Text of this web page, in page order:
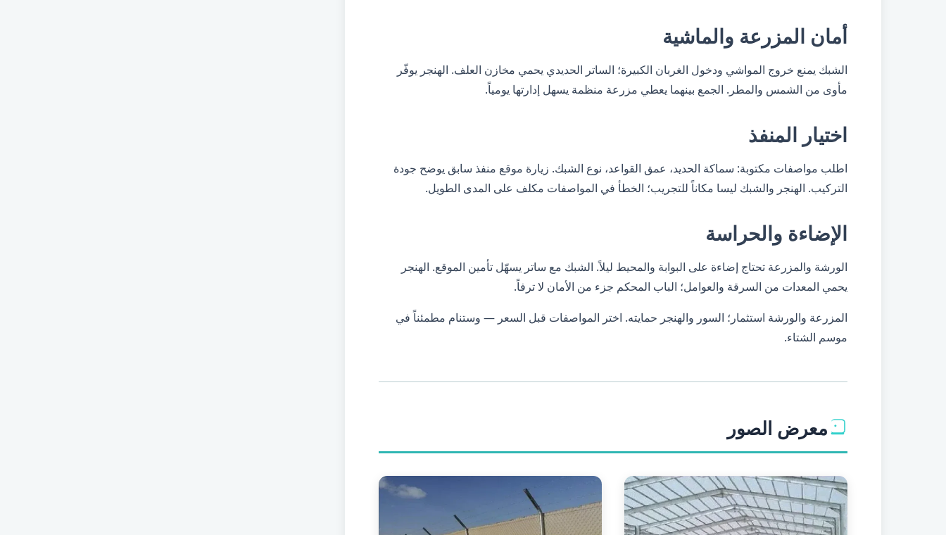
أمان المزرعة والماشية
الشبك يمنع خروج المواشي ودخول الغربان الكبيرة؛ الساتر الحديدي يحمي مخازن العلف. الهنجر يوفّر
مأوى من الشمس والمطر. الجمع بينهما يعطي مزرعة منظمة يسهل إدارتها يومياً.
اختيار المنفذ
اطلب مواصفات مكتوبة: سماكة الحديد، عمق القواعد، نوع الشبك. زيارة موقع منفذ سابق يوضح جودة
التركيب. الهنجر والشبك ليسا مكاناً للتجريب؛ الخطأ في المواصفات مكلف على المدى الطويل.
الإضاءة والحراسة
الورشة والمزرعة تحتاج إضاءة على البوابة والمحيط ليلاً. الشبك مع ساتر يسهّل تأمين الموقع. الهنجر
يحمي المعدات من السرقة والعوامل؛ الباب المحكم جزء من الأمان لا ترفاً.
المزرعة والورشة استثمار؛ السور والهنجر حمايته. اختر المواصفات قبل السعر — وستنام مطمئناً في
موسم الشتاء.
معرض الصور